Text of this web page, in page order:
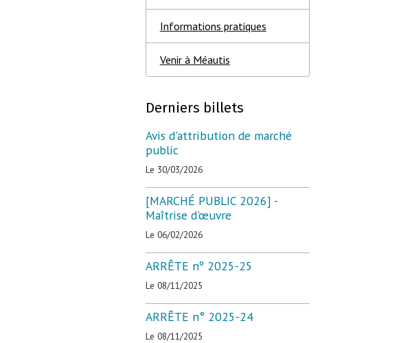
Informations pratiques
Venir à Méautis
Derniers billets
Avis d'attribution de marché
public
Le 30/03/2026
[MARCHÉ PUBLIC 2026] -
Maîtrise d'œuvre
Le 06/02/2026
ARRÊTE nº 2025-25
Le 08/11/2025
ARRÊTE n° 2025-24
Le 08/11/2025